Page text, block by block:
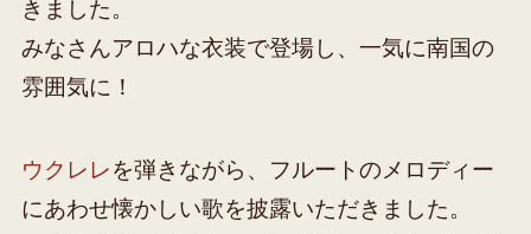
きました。
みなさんアロハな衣装で登場し、一気に南国の
雰囲気に！
ウクレレを弾きながら、フルートのメロディー
にあわせ懐かしい歌を披露いただきました。